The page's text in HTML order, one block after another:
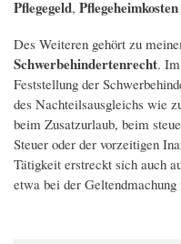
Pflegegeld, Pflegeheimkosten
Des Weiteren gehört zu
Schwerbehindertenrecht.
Feststellung der
des Nachteilsausgleichs wie
beim Zusatzurlaub, beim
Steuer oder der vorzeitigen
Tätigkeit erstreckt sich auch
etwa bei der Geltendmachung